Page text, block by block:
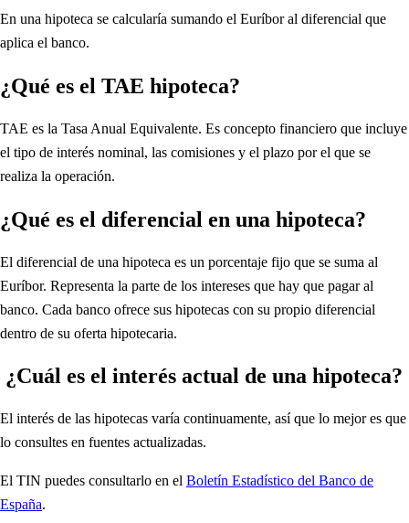
En una hipoteca se calcularía sumando el Euríbor al diferencial que
aplica el banco.
¿Qué es el TAE hipoteca?
TAE es la Tasa Anual Equivalente. Es concepto financiero que incluye
el tipo de interés nominal, las comisiones y el plazo por el que se
realiza la operación.
¿Qué es el diferencial en una hipoteca?
El diferencial de una hipoteca es un porcentaje fijo que se suma al
Euríbor. Representa la parte de los intereses que hay que pagar al
banco. Cada banco ofrece sus hipotecas con su propio diferencial
dentro de su oferta hipotecaria.
¿Cuál es el interés actual de una hipoteca?
El interés de las hipotecas varía continuamente, así que lo mejor es que
lo consultes en fuentes actualizadas.
El TIN puedes consultarlo en el Boletín Estadístico del Banco de
España.